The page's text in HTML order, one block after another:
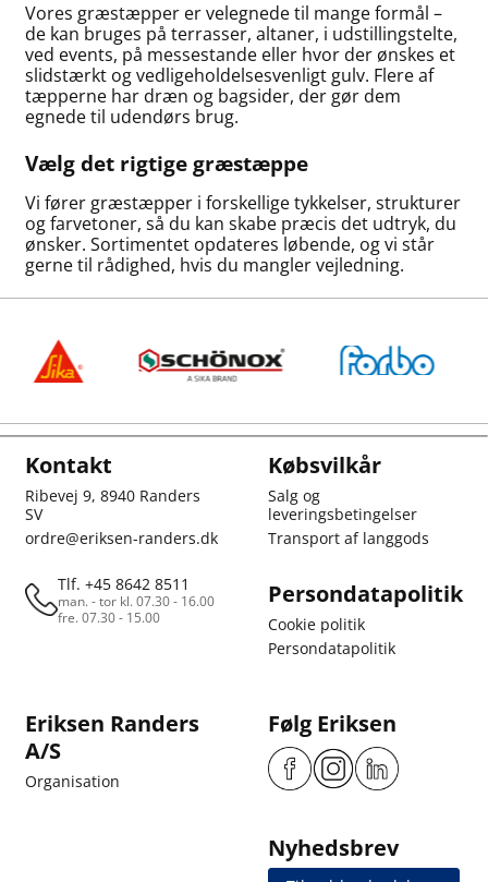
Vores græstæpper er velegnede til mange formål –
de kan bruges på terrasser, altaner, i udstillingstelte,
ved events, på messestande eller hvor der ønskes et
slidstærkt og vedligeholdelsesvenligt gulv. Flere af
tæpperne har dræn og bagsider, der gør dem
egnede til udendørs brug.
Vælg det rigtige græstæppe
Vi fører græstæpper i forskellige tykkelser, strukturer
og farvetoner, så du kan skabe præcis det udtryk, du
ønsker. Sortimentet opdateres løbende, og vi står
gerne til rådighed, hvis du mangler vejledning.
Kontakt
Ribevej 9, 8940 Randers
SV
ordre@eriksen-randers.dk
Tlf. +45 8642 8511
man. - tor kl. 07.30 - 16.00
fre. 07.30 - 15.00
Købsvilkår
Salg og
leveringsbetingelser
Transport af langgods
Persondatapolitik
Cookie politik
Persondatapolitik
Eriksen Randers
A/S
Organisation
Følg Eriksen
Nyhedsbrev